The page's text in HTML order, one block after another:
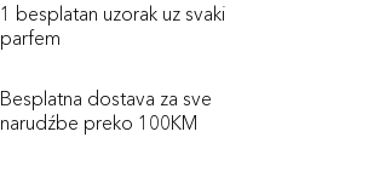
1 besplatan uzorak uz svaki
parfem
Besplatna dostava za sve
narudźbe preko 100KM